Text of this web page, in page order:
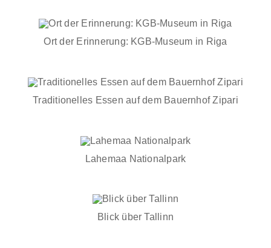
Ort der Erinnerung: KGB-Museum in Riga
Traditionelles Essen auf dem Bauernhof Zipari
Lahemaa Nationalpark
Blick über Tallinn